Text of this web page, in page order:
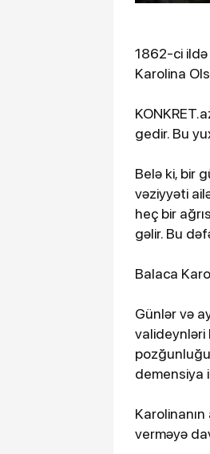
1862-ci ildə
Karolina
gedir. Bu
Belə ki, bir
vəziyyəti
heç bir
gəlir. Bu
Balaca
Günlər və
valideynləri
demensiya
verməyə